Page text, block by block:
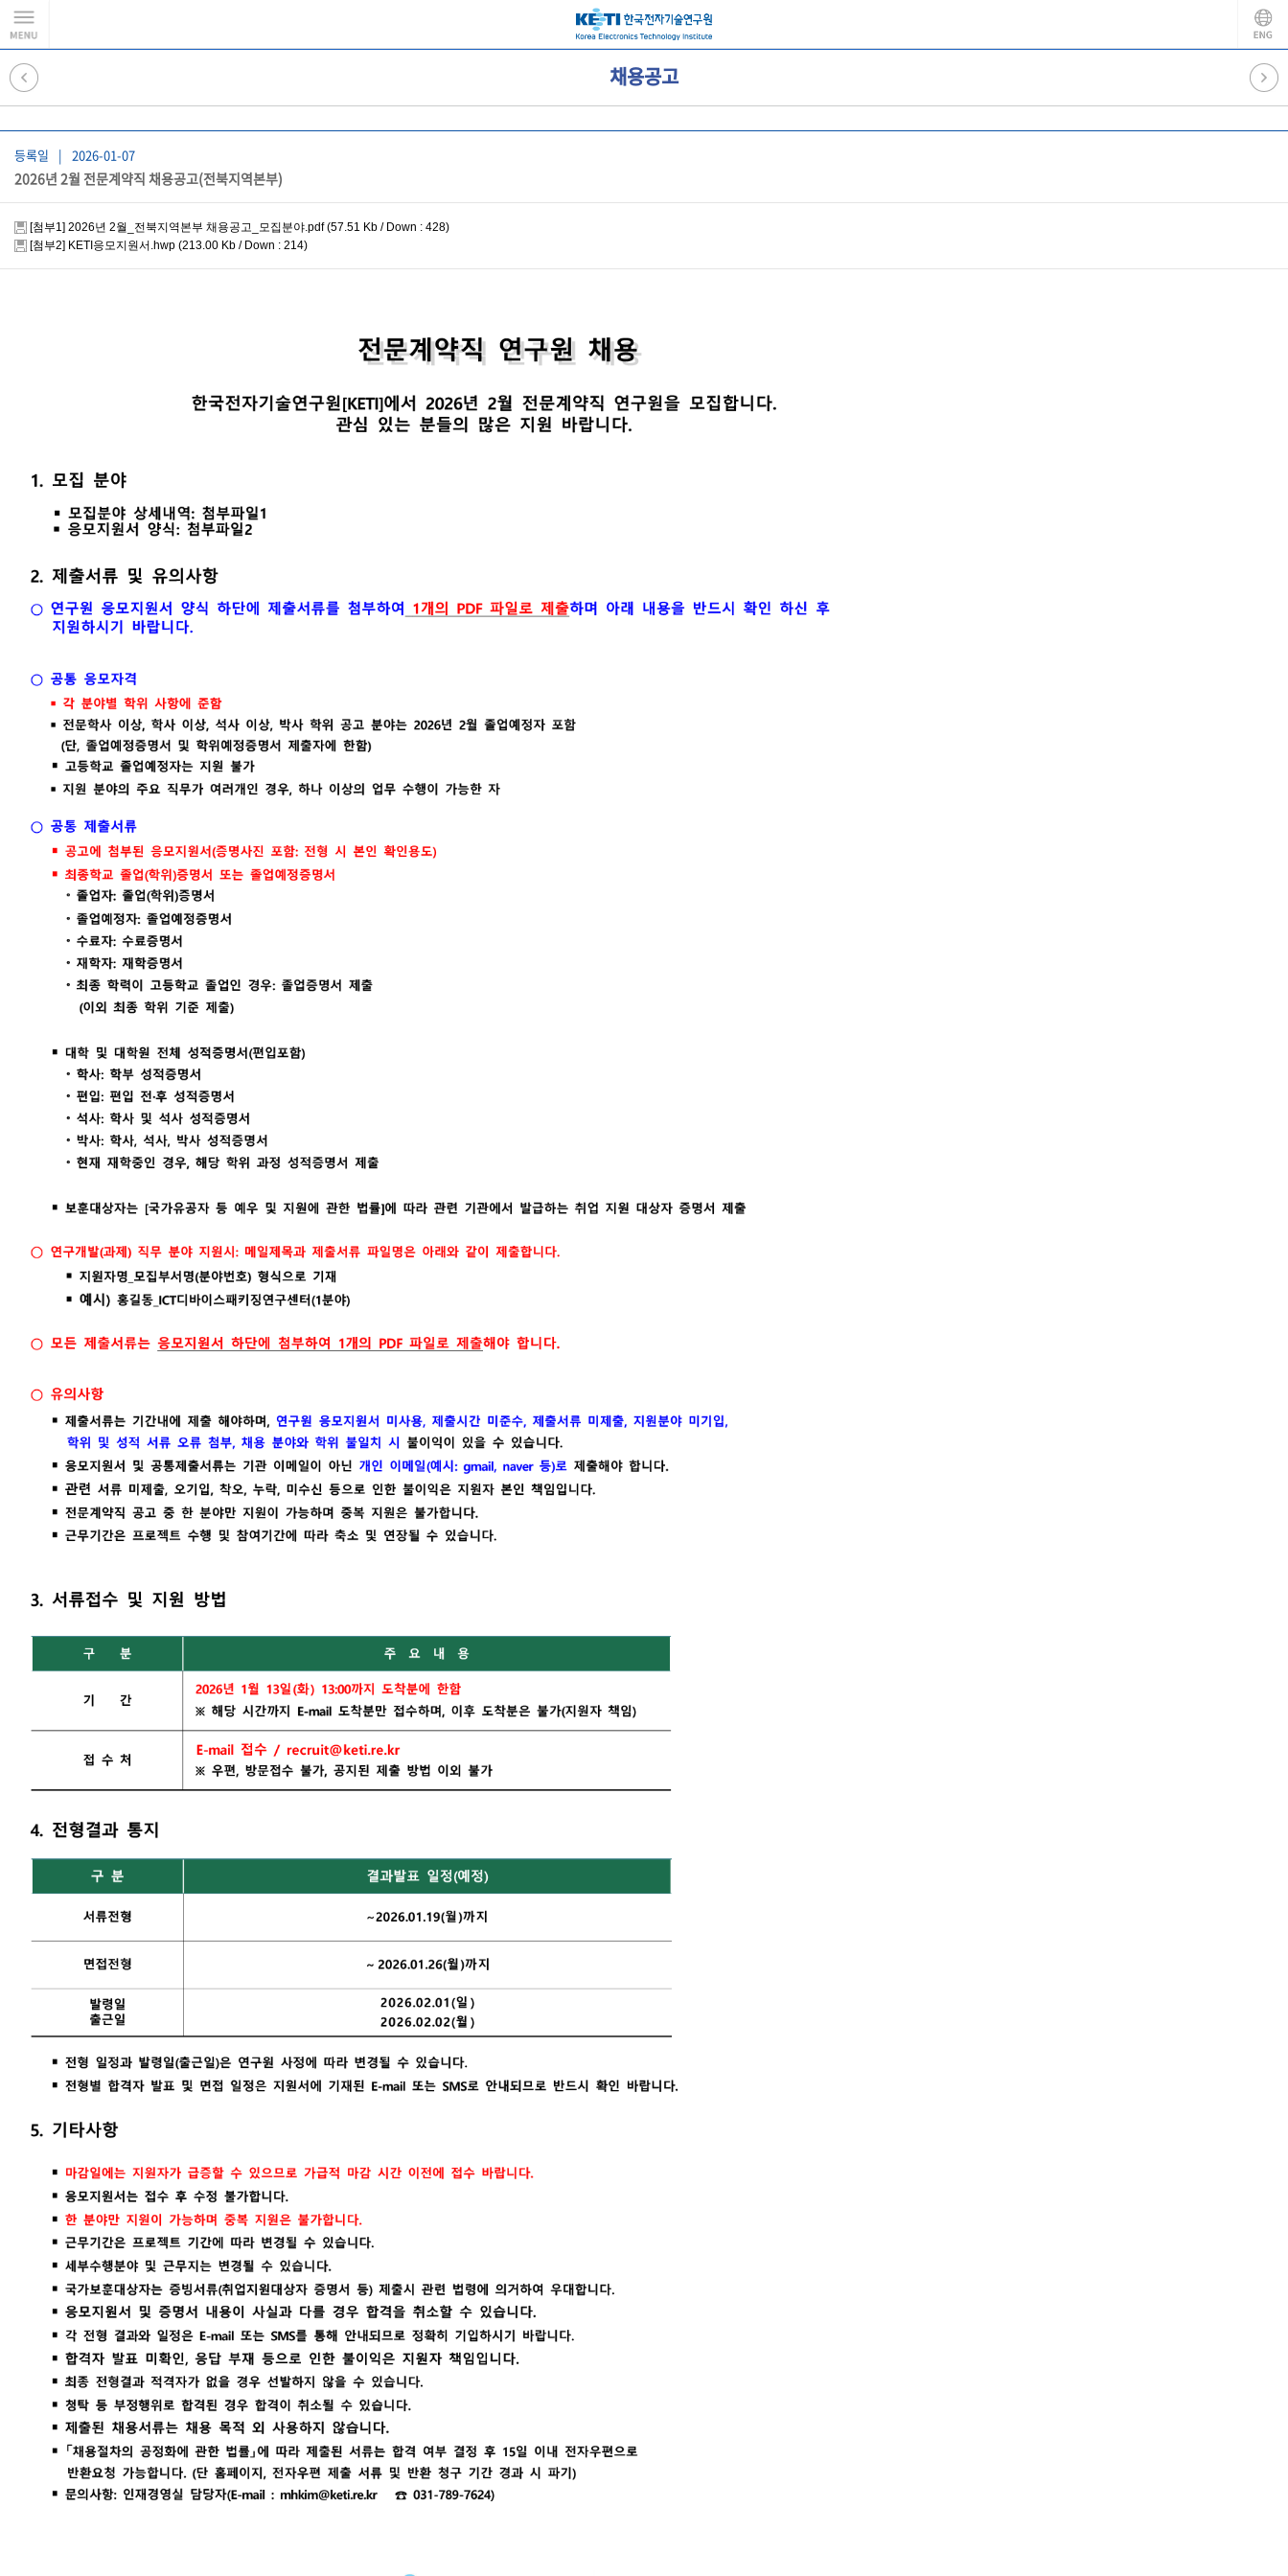
채용공고
등록일 | 2026-01-07
2026년 2월 전문계약직 채용공고(전북지역본부)
[첨부1] 2026년 2월_전북지역본부 채용공고_모집분야.pdf(57.51 Kb / Down : 428)
[첨부2] KETI응모지원서.hwp (213.00 Kb / Down : 214)